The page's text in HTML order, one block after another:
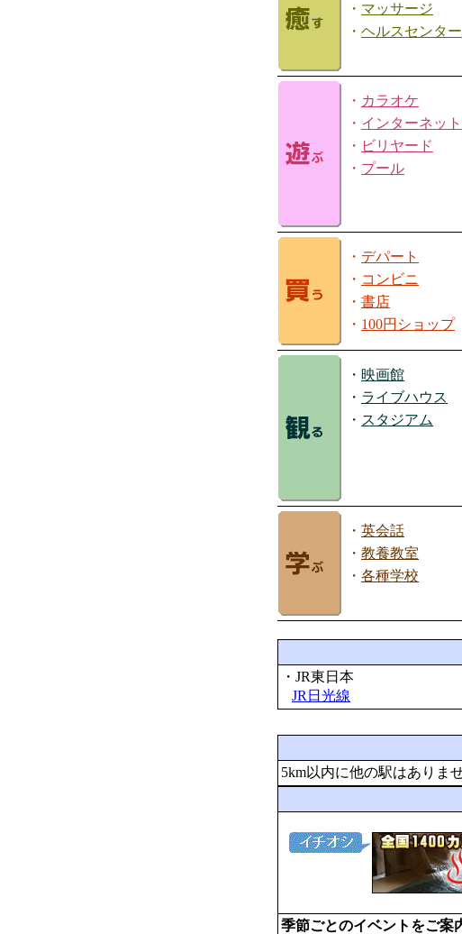
・ マッサージ
・ ヘルスセンター
・ カラオケ
・ インターネッ
・ ビリヤード
・ プール
・ デパート
・ コンビニ
・ 書店
・ 100円ショップ
・ 映画館
・ ライブハウス
・ スタジアム
・ 英会話
・ 教養教室
・ 各種学校
・JR東日本
JR日光線
5km以内に他の駅はありま
季節ごとのイベントをご案